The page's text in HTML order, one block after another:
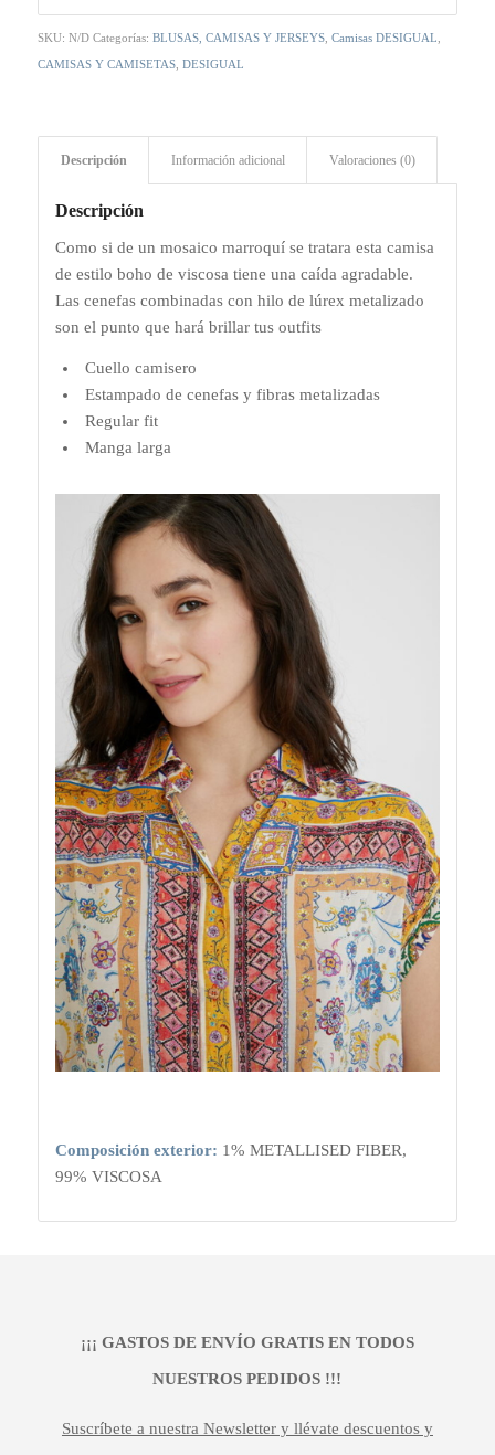
SKU: N/D Categorías: BLUSAS, CAMISAS Y JERSEYS, Camisas DESIGUAL
CAMISAS Y CAMISETAS, DESIGUAL
Descripción Información adicional Valoraciones (0)
Descripción
Como si de un mosaico marroquí se tratara esta camisa
de estilo boho de viscosa tiene una caída agradable.
Las cenefas combinadas con hilo de lúrex metalizado
son el punto que hará brillar tus outfits
Cuello camisero
Estampado de cenefas y fibras metalizadas
Regular fit
Manga larga
Composición exterior: 1% METALLISED FIBER,
99% VISCOSA
¡¡¡ GASTOS DE ENVÍO GRATIS EN TODOS
NUESTROS PEDIDOS !!!
Suscríbete a nuestra Newsletter y llévate descuentos y